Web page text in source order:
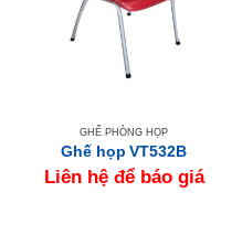
GHẾ PHÒNG HỌP
Ghế họp VT532B
Liên hệ để báo giá